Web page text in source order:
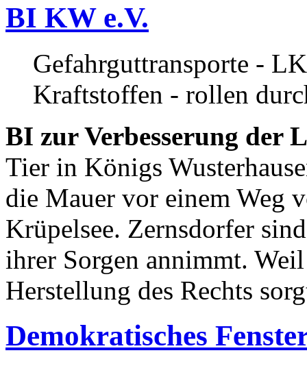
BI KW e.V.
Gefahrguttransporte -
Kraftstoffen - rollen
BI zur Verbesserung der
Tier in Königs
die Mauer vor einem Weg
Krüpelsee. Zernsdorfer
ihrer Sorgen annimmt.
Herstellung des Rechts
Demokratisches